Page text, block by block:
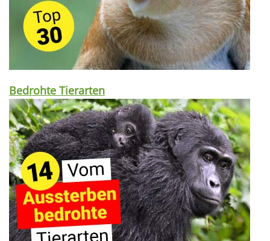
Bedrohte Tierarten